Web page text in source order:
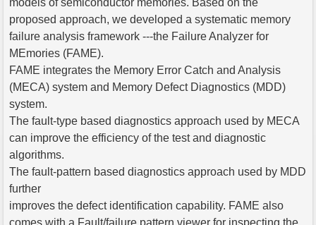
proposed approach, we developed a systematic memory
failure analysis framework ---the Failure Analyzer for
MEmories (FAME).
FAME integrates the Memory Error Catch and Analysis
(MECA) system and Memory Defect Diagnostics (MDD)
system.
The fault-type based diagnostics approach used by MECA
can improve the efficiency of the test and diagnostic
algorithms.
The fault-pattern based diagnostics approach used by MDD
further
improves the defect identification capability. FAME also
comes with a Fault/failure pattern viewer for inspecting the